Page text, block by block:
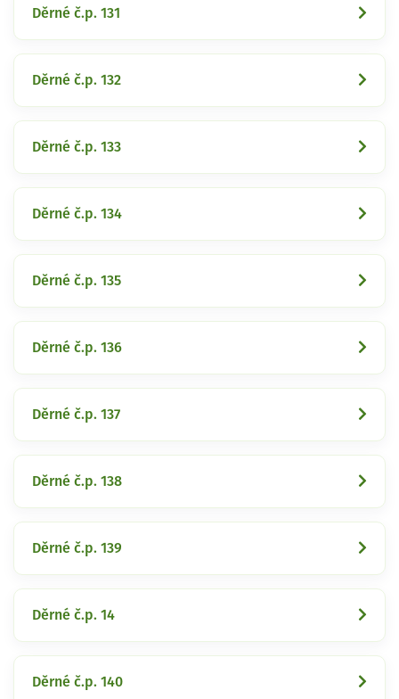
Děrné č.p. 131
Děrné č.p. 132
Děrné č.p. 133
Děrné č.p. 134
Děrné č.p. 135
Děrné č.p. 136
Děrné č.p. 137
Děrné č.p. 138
Děrné č.p. 139
Děrné č.p. 14
Děrné č.p. 140